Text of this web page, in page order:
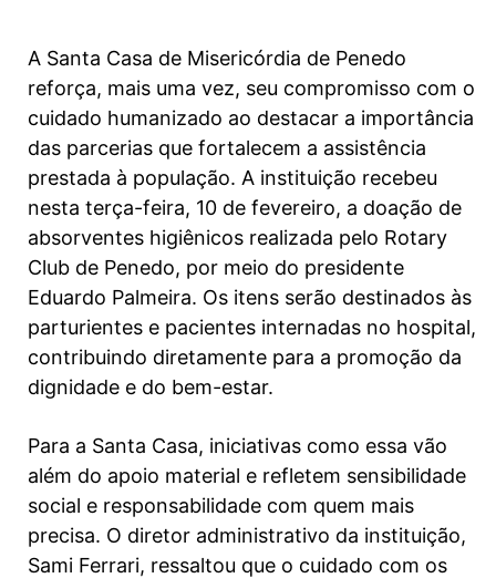
A Santa Casa de Misericórdia de Penedo
reforça, mais uma vez, seu compromisso com o
cuidado humanizado ao destacar a importância
das parcerias que fortalecem a assistência
prestada à população. A instituição recebeu
nesta terça-feira, 10 de fevereiro, a doação de
absorventes higiênicos realizada pelo Rotary
Club de Penedo, por meio do presidente
Eduardo Palmeira. Os itens serão destinados às
parturientes e pacientes internadas no hospital,
contribuindo diretamente para a promoção da
dignidade e do bem-estar.
Para a Santa Casa, iniciativas como essa vão
além do apoio material e refletem sensibilidade
social e responsabilidade com quem mais
precisa. O diretor administrativo da instituição,
Sami Ferrari, ressaltou que o cuidado com os